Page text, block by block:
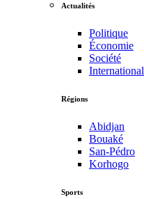
Actualités
Politique
Économie
Société
International
Régions
Abidjan
Bouaké
San-Pédro
Korhogo
Sports